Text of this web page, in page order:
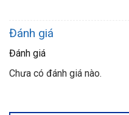
Đánh giá
Đánh giá
Chưa có đánh giá nào.